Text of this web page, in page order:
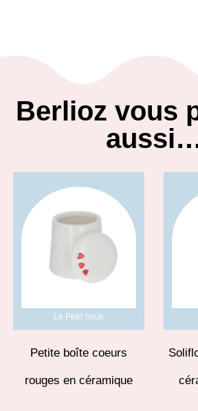
Berlioz vous
Le Petit Souk
Petite boîte coeurs
rouges en céramique